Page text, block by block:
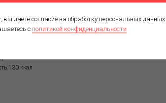
даете согласие на обработку персональных данных
c политикой конфиденциальности
в 100 г продукта :
г
ккал